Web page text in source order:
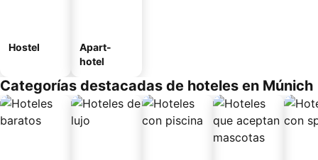
Hostel
Apart-
hotel
Categorías destacadas de hoteles en Múnich